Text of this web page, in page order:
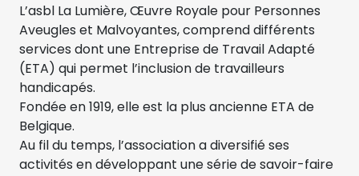
L’asbl La Lumière, Œuvre Royale pour Personnes
Aveugles et Malvoyantes, comprend différents
services dont une Entreprise de Travail Adapté
(ETA) qui permet l’inclusion de travailleurs
handicapés.
Fondée en 1919, elle est la plus ancienne ETA de
Belgique.
Au fil du temps, l’association a diversifié ses
activités en développant une série de savoir-faire